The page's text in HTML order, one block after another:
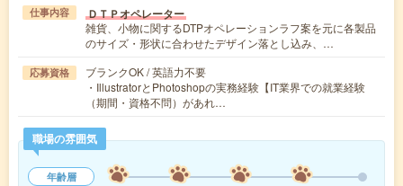
仕事内容 ＤＴＰオペレーター
雑貨、小物に関するDTPオペレーションラフ案を元に各製品
のサイズ・形状に合わせたデザイン落とし込み、…
応募資格
ブランクOK / 英語力不要
・IllustratorとPhotoshopの実務経験【IT業界での就業経験
（期間・資格不問）があれ…
職場の雰囲気
年齢層